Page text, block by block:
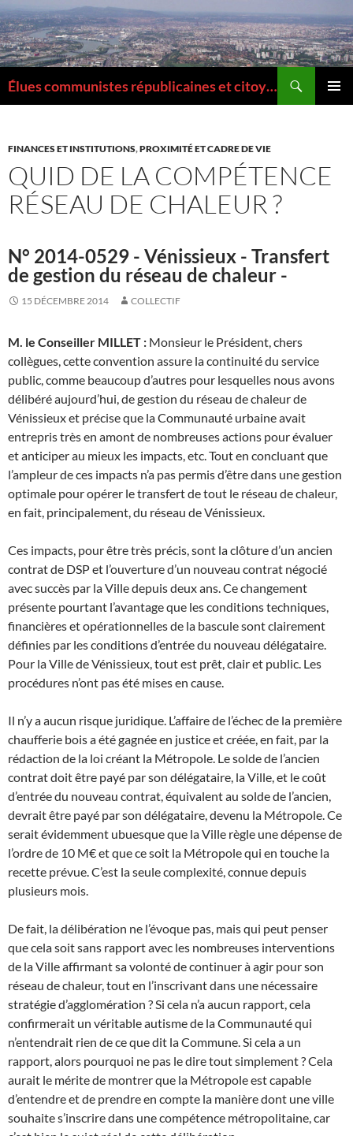
Aller
au
contenu
Élues communistes républicaines et citoyennes de la Métropole de Lyon
FINANCES ET INSTITUTIONS,PROXIMITÉ ET CADRE DE VIE
QUID DE LA COMPÉTENCE
RÉSEAU DE CHALEUR ?
N° 2014-0529 - Vénissieux - Transfert
de gestion du réseau de chaleur -
15 DÉCEMBRE 2014 COLLECTIF
M. le Conseiller MILLET : Monsieur le Président, chers
collègues, cette convention assure la continuité du service
public, comme beaucoup d’autres pour lesquelles nous avons
délibéré aujourd’hui, de gestion du réseau de chaleur de
Vénissieux et précise que la Communauté urbaine avait
entrepris très en amont de nombreuses actions pour évaluer
et anticiper au mieux les impacts, etc. Tout en concluant que
l’ampleur de ces impacts n’a pas permis d’être dans une gestion
optimale pour opérer le transfert de tout le réseau de chaleur,
en fait, principalement, du réseau de Vénissieux.
Ces impacts, pour être très précis, sont la clôture d’un ancien
contrat de DSP et l’ouverture d’un nouveau contrat négocié
avec succès par la Ville depuis deux ans. Ce changement
présente pourtant l’avantage que les conditions techniques,
financières et opérationnelles de la bascule sont clairement
définies par les conditions d’entrée du nouveau délégataire.
Pour la Ville de Vénissieux, tout est prêt, clair et public. Les
procédures n’ont pas été mises en cause.
Il n’y a aucun risque juridique. L’affaire de l’échec de la première
chaufferie bois a été gagnée en justice et créée, en fait, par la
rédaction de la loi créant la Métropole. Le solde de l’ancien
contrat doit être payé par son délégataire, la Ville, et le coût
d’entrée du nouveau contrat, équivalent au solde de l’ancien,
devrait être payé par son délégataire, devenu la Métropole. Ce
serait évidemment ubuesque que la Ville règle une dépense de
l’ordre de 10 M€ et que ce soit la Métropole qui en touche la
recette prévue. C’est la seule complexité, connue depuis
plusieurs mois.
De fait, la délibération ne l’évoque pas, mais qui peut penser
que cela soit sans rapport avec les nombreuses interventions
de la Ville affirmant sa volonté de continuer à agir pour son
réseau de chaleur, tout en l’inscrivant dans une nécessaire
stratégie d’agglomération ? Si cela n’a aucun rapport, cela
confirmerait un véritable autisme de la Communauté qui
n’entendrait rien de ce que dit la Commune. Si cela a un
rapport, alors pourquoi ne pas le dire tout simplement ? Cela
aurait le mérite de montrer que la Métropole est capable
d’entendre et de prendre en compte la manière dont une ville
souhaite s’inscrire dans une compétence métropolitaine, car